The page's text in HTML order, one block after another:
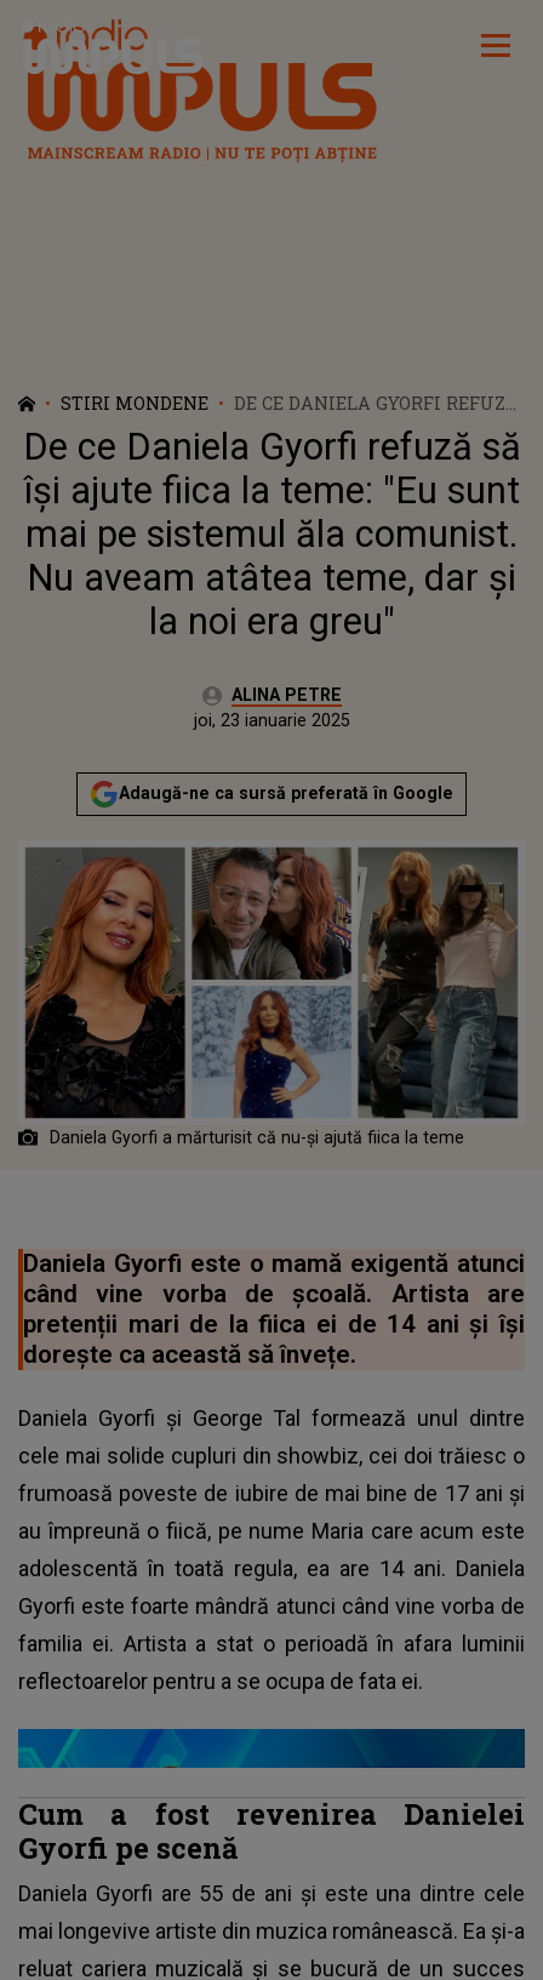
Radio Impuls
STIRI MONDENE
DE CE DANIELA GYORFI REFUZĂ
SĂ ÎȘI AJUTE FIICA LA TEME:
"EU SUNT MAI PE SISTEMUL
ĂLA COMUNIST. NU AVEAM
ATÂTEA TEME, DAR ȘI LA NOI
ERA GREU"
De ce Daniela Gyorfi refuză să
își ajute fiica la teme: "Eu sunt
mai pe sistemul ăla comunist.
Nu aveam atâtea teme, dar și
la noi era greu"
Autor:ALINA PETRE
marți, 23 ianuarie 2024Actualizat:
joi, 23 ianuarie 2025
Adaugă-ne ca sursă preferată în Google
Daniela Gyorfi a mărturisit că nu-și ajută fiica la teme
Daniela Gyorfi este o mamă exigentă atunci
când vine vorba de școală. Artista are
pretenții mari de la fiica ei de 14 ani și își
dorește ca această să învețe.
Daniela Gyorfi și George Tal formează unul dintre
cele mai solide cupluri din showbiz, cei doi trăiesc o
frumoasă poveste de iubire de mai bine de 17 ani și
au împreună o fiică, pe nume Maria care acum este
adolescentă în toată regula, ea are 14 ani. Daniela
Gyorfi este foarte mândră atunci când vine vorba de
familia ei. Artista a stat o perioadă în afara luminii
reflectoarelor pentru a se ocupa de fata ei.
Cum a fost revenirea Danielei
Gyorfi pe scenă
Daniela Gyorfi are 55 de ani și este una dintre cele
mai longevive artiste din muzica românească. Ea și-a
reluat cariera muzicală și se bucură de un succes